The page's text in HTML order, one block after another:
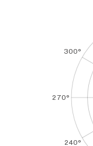
240°
270°
300°